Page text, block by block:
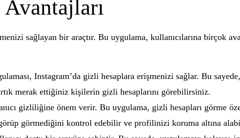
sağlayan bir araçtır. Bu uygulama, kullanıcılarına birçok
Instagram’da gizli hesaplara erişmenizi sağlar. Bu
merak ettiğiniz kişilerin gizli hesaplarını görebilirsiniz.
gizliliğine önem verir. Bu uygulama, gizli hesapları görme
görüp görmediğini kontrol edebilir ve profilinizi koruma altına